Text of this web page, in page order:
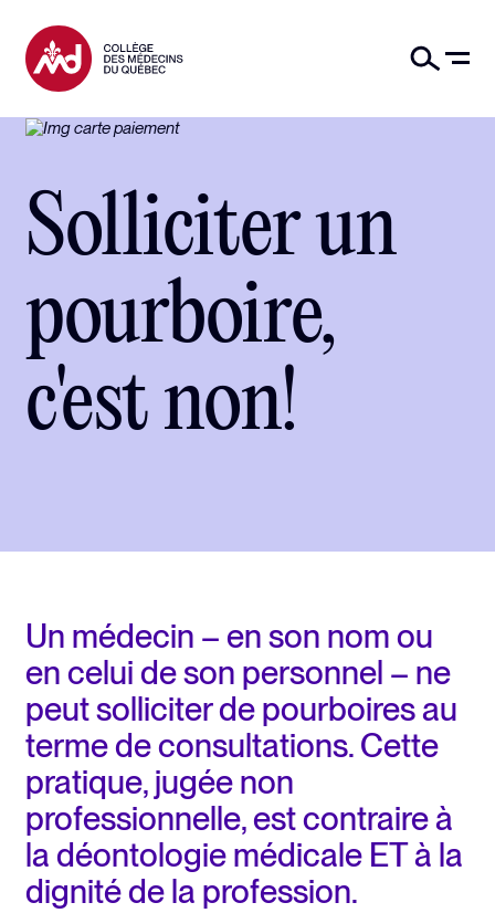
Solliciter un
pourboire,
c'est non!
Un médecin – en son nom ou
en celui de son personnel – ne
peut solliciter de pourboires au
terme de consultations. Cette
pratique, jugée non
professionnelle, est contraire à
la déontologie médicale ET à la
dignité de la profession.